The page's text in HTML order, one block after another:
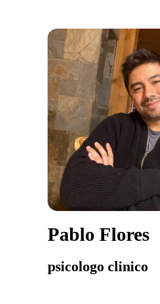
Pablo Flores
psicologo clinico